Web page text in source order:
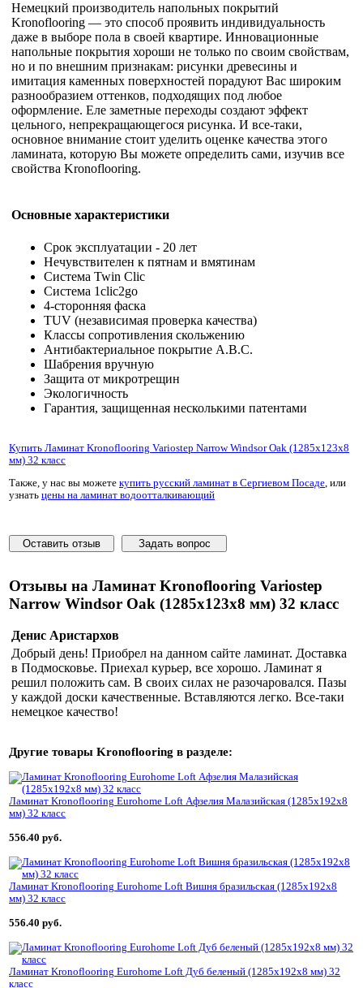
Немецкий производитель напольных покрытий
Kronoflooring — это способ проявить индивидуальность
даже в выборе пола в своей квартире. Инновационные
напольные покрытия хороши не только по своим свойствам,
но и по внешним признакам: рисунки древесины и
имитация каменных поверхностей порадуют Вас широким
разнообразием оттенков, подходящих под любое
оформление. Еле заметные переходы создают эффект
цельного, непрекращающегося рисунка. И все-таки,
основное внимание стоит уделить оценке качества этого
ламината, которую Вы можете определить сами, изучив все
свойства Kronoflooring.
Основные характеристики
Срок эксплуатации - 20 лет
Нечувствителен к пятнам и вмятинам
Система Twin Clic
Система 1clic2go
4-сторонняя фаска
TUV (независимая проверка качества)
Классы сопротивления скольжению
Антибактериальное покрытие A.B.C.
Шабрения вручную
Защита от микротрещин
Экологичность
Гарантия, защищенная несколькими патентами
Купить Ламинат Kronoflooring Variostep Narrow Windsor Oak (1285x123x8
мм) 32 класс
Также, у нас вы можете купить русский ламинат в Сергиевом Посаде, или
узнать цены на ламинат водоотталкивающий
Оставить отзыв Задать вопрос
Отзывы на Ламинат Kronoflooring Variostep
Narrow Windsor Oak (1285x123x8 мм) 32 класс
Денис Аристархов
Добрый день! Приобрел на данном сайте ламинат. Доставка
в Подмосковье. Приехал курьер, все хорошо. Ламинат я
решил положить сам. В своих силах не разочаровался. Пазы
у каждой доски качественные. Вставляются легко. Все-таки
немецкое качество!
Другие товары Kronoflooring в разделе:
Ламинат Kronoflooring Eurohome Loft Афзелия Малазийская (1285x192x8
мм) 32 класс
556.40 руб.
Ламинат Kronoflooring Eurohome Loft Вишня бразильская (1285x192x8
мм) 32 класс
556.40 руб.
Ламинат Kronoflooring Eurohome Loft Дуб беленый (1285x192x8 мм) 32
класс